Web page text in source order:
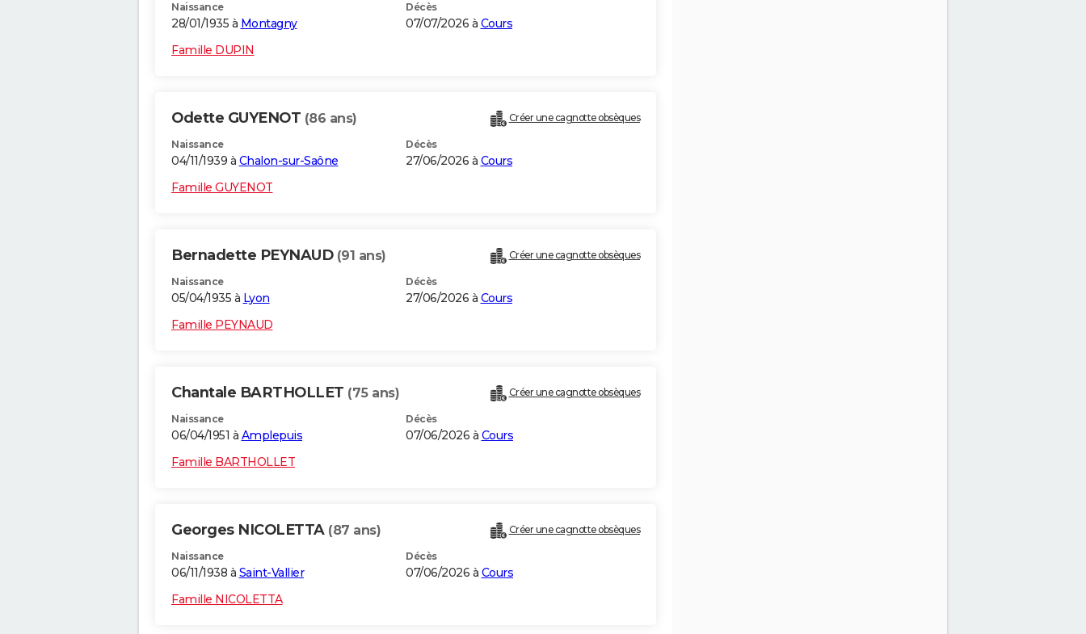
Naissance
28/01/1935 à Montagny
Décès
07/07/2026 à Cours
Famille DUPIN
Odette GUYENOT (86 ans) Créer une cagnotte obsèques
Naissance
04/11/1939 à Chalon-sur-Saône
Décès
27/06/2026 à Cours
Famille GUYENOT
Bernadette PEYNAUD (91 ans) Créer une cagnotte obsèques
Naissance
05/04/1935 à Lyon
Décès
27/06/2026 à Cours
Famille PEYNAUD
Chantale BARTHOLLET (75 ans) Créer une cagnotte obsèques
Naissance
06/04/1951 à Amplepuis
Décès
07/06/2026 à Cours
Famille BARTHOLLET
Georges NICOLETTA (87 ans) Créer une cagnotte obsèques
Naissance
06/11/1938 à Saint-Vallier
Décès
07/06/2026 à Cours
Famille NICOLETTA